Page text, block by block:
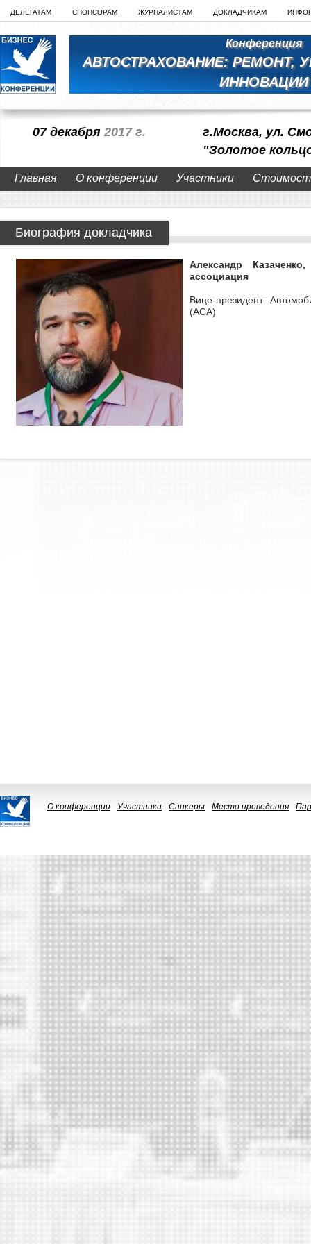
ДЕЛЕГАТАМ СПОНСОРАМ ЖУРНАЛИСТАМ ДОКЛАДЧИКАМ
Конференция
АВТОСТРАХОВАНИЕ: РЕМОНТ,
ИННОВАЦИИ
07 декабря 2017 г.
г.Москва, ул.
"Золотое
Главная О конференции Участники
Биография докладчика
Александр
ассоциация
Вице-президент
(АСА)
О конференции Участники Спикеры Место проведения